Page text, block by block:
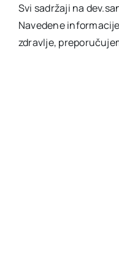
Svi sadržaji na
Navedene
zdravlje,